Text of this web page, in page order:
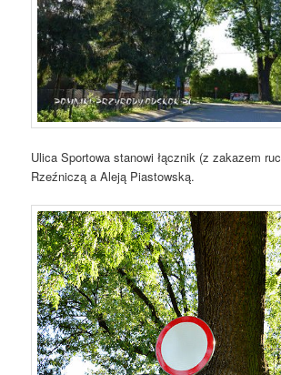
Ulica Sportowa stanowi łącznik (z zakazem
Rzeźniczą a Aleją Piastowską.